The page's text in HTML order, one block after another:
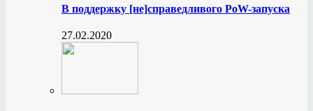
В поддержку [не]справедливого PoW-запуска
27.02.2020